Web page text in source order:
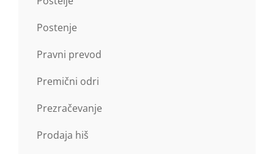
Postenje
Pravni prevod
Premični odri
Prezračevanje
Prodaja hiš